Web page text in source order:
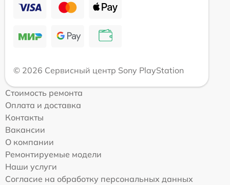
© 2026 Сервисный центр Sony PlayStation
Стоимость ремонта
Оплата и доставка
Контакты
Вакансии
О компании
Ремонтируемые модели
Наши услуги
Согласие на обработку персональных данных